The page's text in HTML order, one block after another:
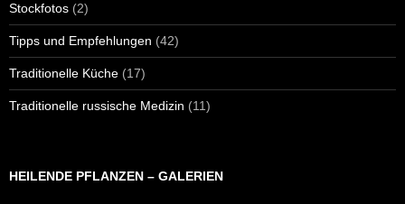
Stockfotos (2)
Tipps und Empfehlungen (42)
Traditionelle Küche (17)
Traditionelle russische Medizin (11)
HEILENDE PFLANZEN – GALERIEN